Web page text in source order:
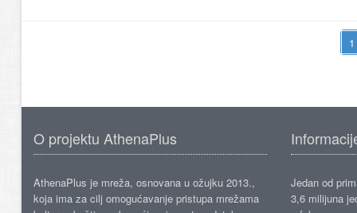
O projektu AthenaPlus
AthenaPlus je mreža, osnovana u ožujku 2013.,
koja ima za cilj omogućavanje pristupa mrežama
Jedan od
3,6 milijuna